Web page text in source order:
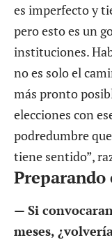
es imperfecto y
pero esto es un
instituciones.
no es solo el
más pronto
elecciones con
podredumbre
tiene sentido”,
— Si
meses,